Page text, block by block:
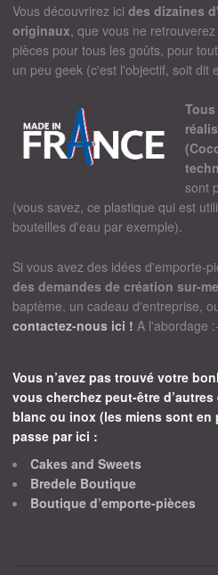
Vous découvrirez ici des dizaines
originaux, que vous ne
pièces pour tous les goûts, pour
un peu geek (c'est l'objectif, soit dit
sont
(vous savez, ce plastique qui est
bouteilles d'eau par exemple).
Si vous avez des idées d'emporte-
des demandes de création sur-
baptème, un cadeau d'entreprise,
contactez-nous ici ! A l'abordage
Vous n’avez pas trouvé votre
vous cherchez peut-être
blanc ou inox (les miens sont en
passe par ici :
Cakes and Sweets
Bredele Boutique
Boutique d’emporte-pièces